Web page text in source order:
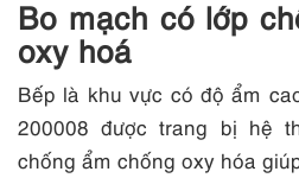
Bo mạch có lớp
oxy hoá
Bếp là khu vực có độ ẩm
200008 được trang bị hệ
chống ẩm chống oxy hóa